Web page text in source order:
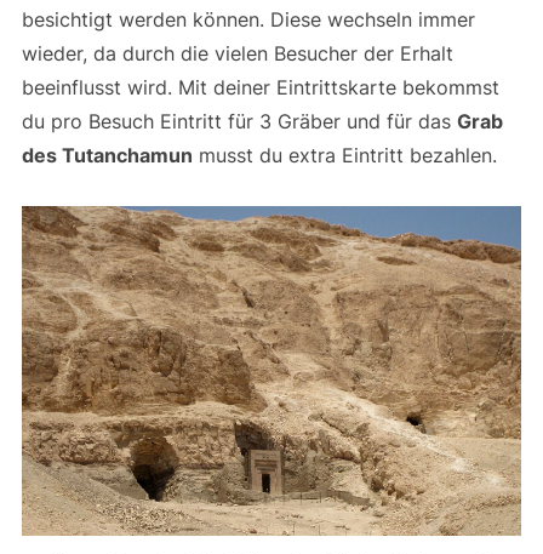
besichtigt werden können. Diese wechseln immer
wieder, da durch die vielen Besucher der Erhalt
beeinflusst wird. Mit deiner Eintrittskarte bekommst
du pro Besuch Eintritt für 3 Gräber und für das Grab
des Tutanchamun musst du extra Eintritt bezahlen.